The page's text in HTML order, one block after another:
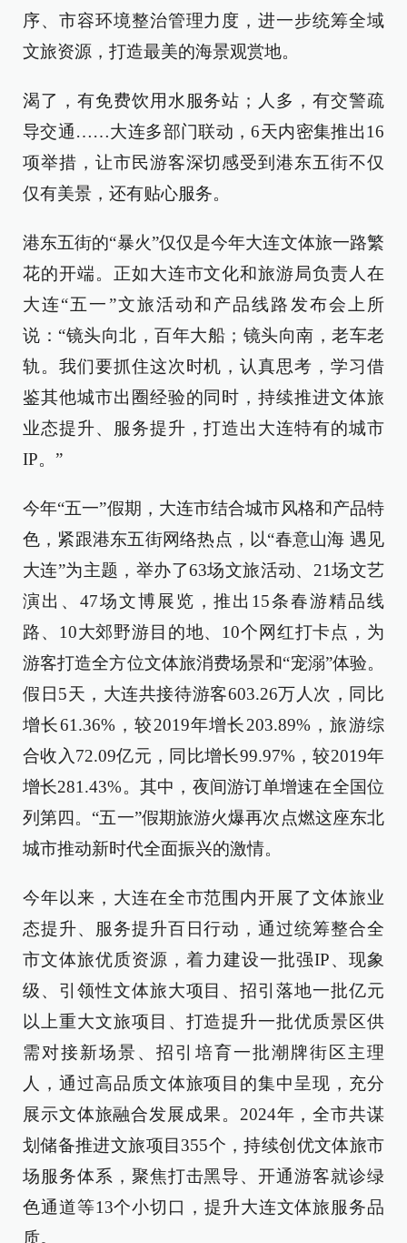
序、市容环境整治管理力度，进一步统筹全域
文旅资源，打造最美的海景观赏地。
渴了，有免费饮用水服务站；人多，有交警疏
导交通……大连多部门联动，6天内密集推出16
项举措，让市民游客深切感受到港东五街不仅
仅有美景，还有贴心服务。
港东五街的“暴火”仅仅是今年大连文体旅一路繁
花的开端。正如大连市文化和旅游局负责人在
大连“五一”文旅活动和产品线路发布会上所
说：“镜头向北，百年大船；镜头向南，老车老
轨。我们要抓住这次时机，认真思考，学习借
鉴其他城市出圈经验的同时，持续推进文体旅
业态提升、服务提升，打造出大连特有的城市
IP。”
今年“五一”假期，大连市结合城市风格和产品特
色，紧跟港东五街网络热点，以“春意山海 遇见
大连”为主题，举办了63场文旅活动、21场文艺
演出、47场文博展览，推出15条春游精品线
路、10大郊野游目的地、10个网红打卡点，为
游客打造全方位文体旅消费场景和“宠溺”体验。
假日5天，大连共接待游客603.26万人次，同比
增长61.36%，较2019年增长203.89%，旅游综
合收入72.09亿元，同比增长99.97%，较2019年
增长281.43%。其中，夜间游订单增速在全国位
列第四。“五一”假期旅游火爆再次点燃这座东北
城市推动新时代全面振兴的激情。
今年以来，大连在全市范围内开展了文体旅业
态提升、服务提升百日行动，通过统筹整合全
市文体旅优质资源，着力建设一批强IP、现象
级、引领性文体旅大项目、招引落地一批亿元
以上重大文旅项目、打造提升一批优质景区供
需对接新场景、招引培育一批潮牌街区主理
人，通过高品质文体旅项目的集中呈现，充分
展示文体旅融合发展成果。2024年，全市共谋
划储备推进文旅项目355个，持续创优文体旅市
场服务体系，聚焦打击黑导、开通游客就诊绿
色通道等13个小切口，提升大连文体旅服务品
质。